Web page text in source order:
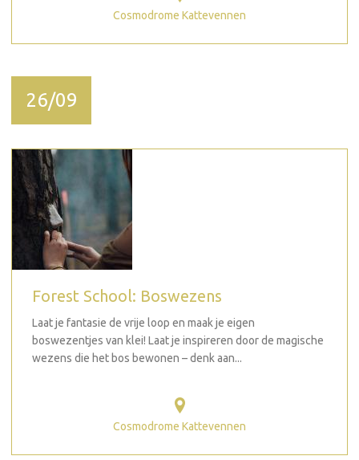
Cosmodrome Kattevennen
26/09
Forest School: Boswezens
Laat je fantasie de vrije loop en maak je eigen
boswezentjes van klei! Laat je inspireren door de magische
wezens die het bos bewonen – denk aan...
Cosmodrome Kattevennen